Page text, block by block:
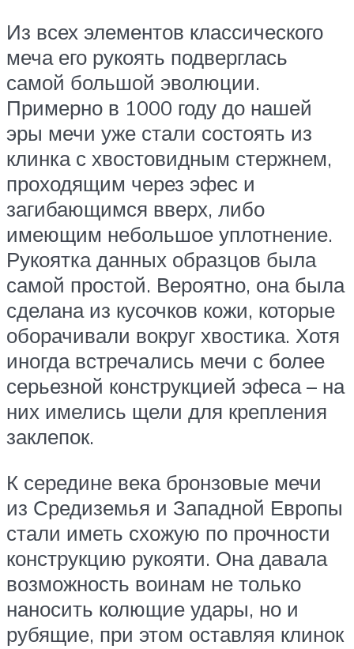
Из всех элементов классического
меча его рукоять подверглась
самой большой эволюции.
Примерно в 1000 году до нашей
эры мечи уже стали состоять из
клинка с хвостовидным стержнем,
проходящим через эфес и
загибающимся вверх, либо
имеющим небольшое уплотнение.
Рукоятка данных образцов была
самой простой. Вероятно, она была
сделана из кусочков кожи, которые
оборачивали вокруг хвостика. Хотя
иногда встречались мечи с более
серьезной конструкцией эфеса – на
них имелись щели для крепления
заклепок.
К середине века бронзовые мечи
из Средиземья и Западной Европы
стали иметь схожую по прочности
конструкцию рукояти. Она давала
возможность воинам не только
наносить колющие удары, но и
рубящие, при этом оставляя клинок